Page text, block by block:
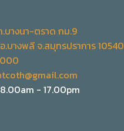
บางนา-ตราด กม.9
.บางพลี จ.สมุทรปราการ 10540
- 17.00pm